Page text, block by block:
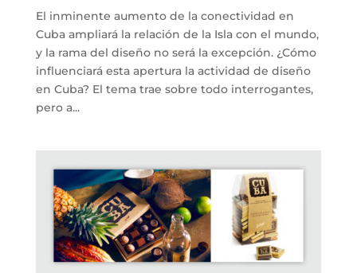
El inminente aumento de la conectividad en
Cuba ampliará la relación de la Isla con el mundo,
y la rama del diseño no será la excepción. ¿Cómo
influenciará esta apertura la actividad de diseño
en Cuba? El tema trae sobre todo interrogantes,
pero a...